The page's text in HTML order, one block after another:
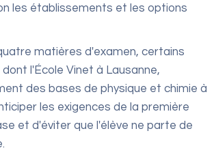
les établissements et les options
matières d'examen, certains
l'École Vinet à Lausanne,
des bases de physique et chimie à
les exigences de la première
et d'éviter que l'élève ne parte de